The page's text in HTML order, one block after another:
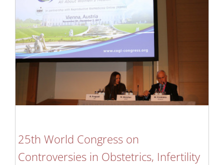
25th World Congress on
Controversies in Obstetrics, Infertility